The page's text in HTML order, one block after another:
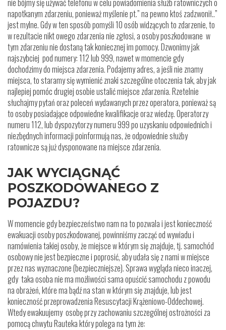
napotkanym zdarzeniu, ponieważ myślenie pt.” na pewno ktoś zadzwonił..”
jest mylne. Gdy w ten sposób pomyśli 10 osób widzących to zdarzenie, to
w rezultacie nikt owego zdarzenia nie zgłosi, a osoby poszkodowane w
tym zdarzeniu nie dostaną tak koniecznej im pomocy. Dzwonimy jak
najszybciej pod numery: 112 lub 999, nawet w momencie gdy
dochodzimy do miejsca zdarzenia. Podajemy adres, a jeśli nie znamy
miejsca, to staramy się wymienić znaki szczególne otoczenia tak, aby jak
najlepiej pomóc drugiej osobie ustalić miejsce zdarzenia. Rzetelnie
słuchajmy pytań oraz poleceń wydawanych przez operatora, ponieważ są
to osoby posiadające odpowiedne kwalifikacje oraz wiedzę. Operatorzy
numeru 112, lub dyspozytorzy numeru 999 po uzyskaniu odpowiednich i
niezbędnych informacji poinformują nas, że odpowiednie służby
ratownicze są już dysponowane na miejsce zdarzenia.
JAK WYCIĄGNĄĆ
POSZKODOWANEGO Z
POJAZDU?
W momencie gdy bezpieczeństwo nam na to pozwala i jest konieczność
ewakuacji osoby poszkodowanej, powinniśmy zacząć od wywiadu i
namówienia takiej osoby, że miejsce w którym się znajduje, tj. samochód
osobowy nie jest bezpieczne i poprosić, aby udała się z nami w miejsce
przez nas wyznaczone (bezpieczniejsze). Sprawa wygląda nieco inaczej,
gdy taka osoba nie ma możliwości sama opuścić samochodu z powodu
na obrażeń, które ma bądź na stan w którym się znajduje, lub jest
konieczność przeprowadzenia Resuscytacji Krążeniowo-Oddechowej.
Wtedy ewakuujemy osobę przy zachowaniu szczególnej ostrożności za
pomocą chwytu Rauteka który polega na tym że: